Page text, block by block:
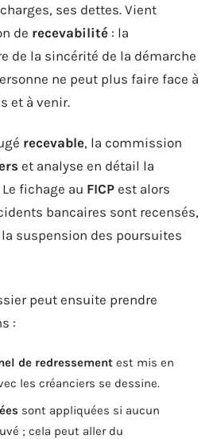
ses dettes. Vient
de recevabilité : la
de la sincérité de la démarche
ne peut plus faire face à
et à venir.
recevable, la commission
et analyse en détail la
fichage au FICP est alors
bancaires sont recensés,
suspension des poursuites
peut ensuite prendre
:
de redressement est mis en
les créanciers se dessine.
sont appliquées si aucun
; cela peut aller du